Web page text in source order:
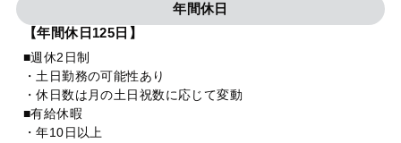
年間休日
【年間休日125日】
■週休2日制
・土日勤務の可能性あり
・休日数は月の土日祝数に応じて変動
■有給休暇
・年10日以上